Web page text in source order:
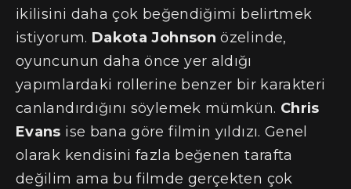
ikilisini daha çok beğendiğimi belirtmek
istiyorum. Dakota Johnson özelinde,
oyuncunun daha önce yer aldığı
yapımlardaki rollerine benzer bir karakteri
canlandırdığını söylemek mümkün. Chris
Evans ise bana göre filmin yıldızı. Genel
olarak kendisini fazla beğenen tarafta
değilim ama bu filmde gerçekten çok